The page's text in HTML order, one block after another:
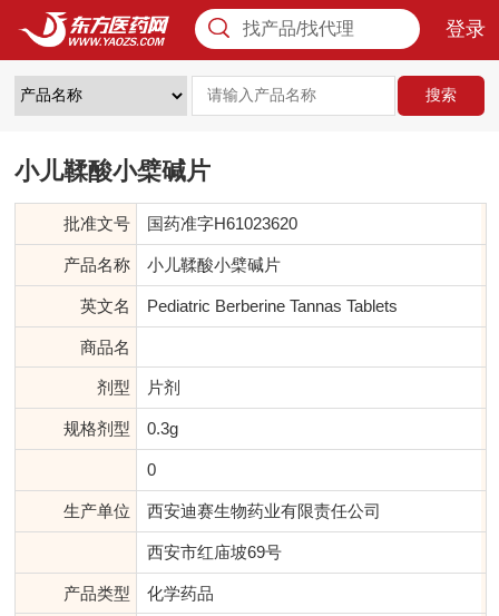
找产品/找代理 登录
搜索
小儿鞣酸小檗碱片
批准文号 国药准字H61023620
产品名称 小儿鞣酸小檗碱片
英文名 Pediatric Berberine Tannas Tablets
商品名
剂型 片剂
规格剂型 0.3g
0
生产单位 西安迪赛生物药业有限责任公司
西安市红庙坡69号
产品类型 化学药品